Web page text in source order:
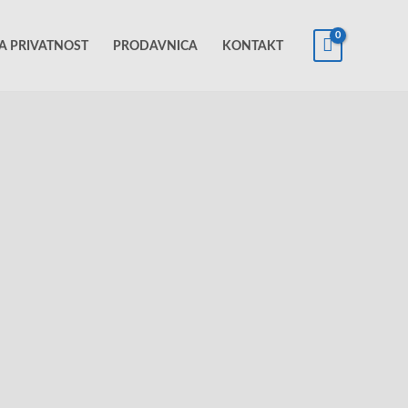
PRIVATNOST PRODAVNICA KONTAKT